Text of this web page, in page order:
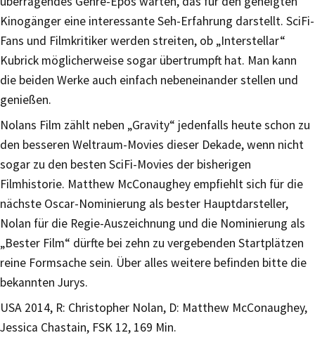
Kinogänger eine interessante Seh-Erfahrung darstellt. SciFi-
Fans und Filmkritiker werden streiten, ob „Interstellar“
Kubrick möglicherweise sogar übertrumpft hat. Man kann
die beiden Werke auch einfach nebeneinander stellen und
genießen.
Nolans Film zählt neben „Gravity“ jedenfalls heute schon zu
den besseren Weltraum-Movies dieser Dekade, wenn nicht
sogar zu den besten SciFi-Movies der bisherigen
Filmhistorie. Matthew McConaughey empfiehlt sich für die
nächste Oscar-Nominierung als bester Hauptdarsteller,
Nolan für die Regie-Auszeichnung und die Nominierung als
„Bester Film“ dürfte bei zehn zu vergebenden Startplätzen
reine Formsache sein. Über alles weitere befinden bitte die
bekannten Jurys.
USA 2014, R: Christopher Nolan, D: Matthew McConaughey,
Jessica Chastain, FSK 12, 169 Min.